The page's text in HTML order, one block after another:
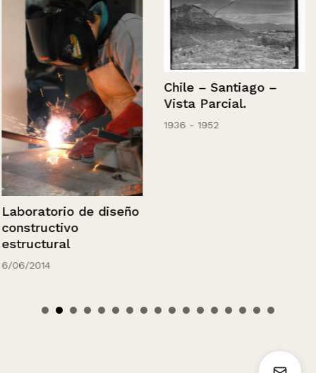
Laboratorio de diseño
constructivo
estructural
6/06/2014
Chile – Santiago –
Vista Parcial.
1936 - 1952